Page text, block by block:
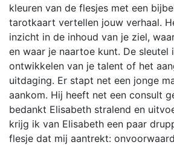
kleuren van de flesjes met een
tarotkaart vertellen jouw verhaal.
inzicht in de inhoud van je ziel,
en waar je naartoe kunt. De sleutel
ontwikkelen van je talent of het
uitdaging. Er stapt net een jonge
aankom. Hij heeft net een consult
bedankt Elisabeth stralend en
krijg ik van Elisabeth een paar
flesje dat mij aantrekt: